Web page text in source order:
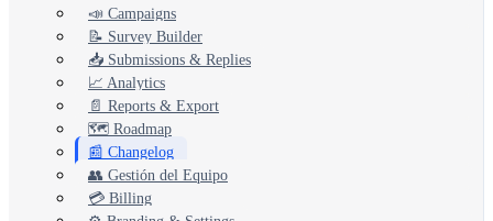
📣 Campaigns
📝 Survey Builder
📥 Submissions & Replies
📈 Analytics
📄 Reports & Export
🗺️ Roadmap
📰 Changelog
👥 Gestión del Equipo
💳 Billing